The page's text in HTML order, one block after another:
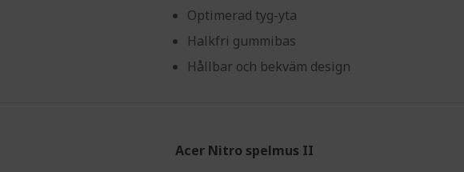
Optimerad tyg-yta
Halkfri gummibas
Hållbar och bekväm design
Acer Nitro spelmus II